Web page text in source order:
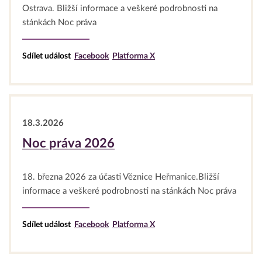
Ostrava. Bližší informace a veškeré podrobnosti na
stánkách Noc práva
Sdílet událost Facebook Platforma X
18.3.2026
Noc práva 2026
18. března 2026 za účasti Věznice Heřmanice.Bližší
informace a veškeré podrobnosti na stánkách Noc práva
Sdílet událost Facebook Platforma X